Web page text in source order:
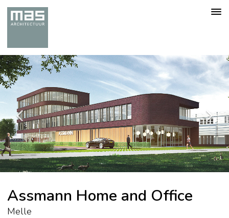
Assmann Home and Office
Melle